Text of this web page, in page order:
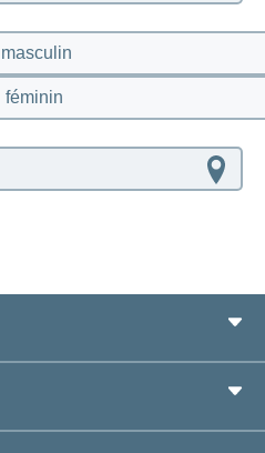
masculin
féminin